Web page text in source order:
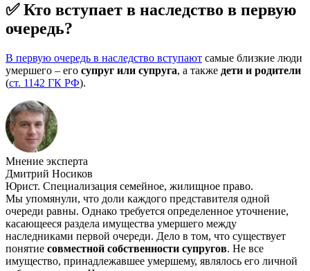
✅ Кто вступает в наследство в первую
очередь?
В первую очередь в наследство вступают самые близкие люди
умершего – его супруг или супруга, а также дети и родители
(ст. 1142 ГК РФ).
Мнение эксперта
Дмитрий Носиков
Юрист. Специализация семейное, жилищное право.
Мы упомянули, что доли каждого представителя одной
очереди равны. Однако требуется определенное уточнение,
касающееся раздела имущества умершего между
наследниками первой очереди. Дело в том, что существует
понятие совместной собственности супругов. Не все
имущество, принадлежавшее умершему, являлось его личной